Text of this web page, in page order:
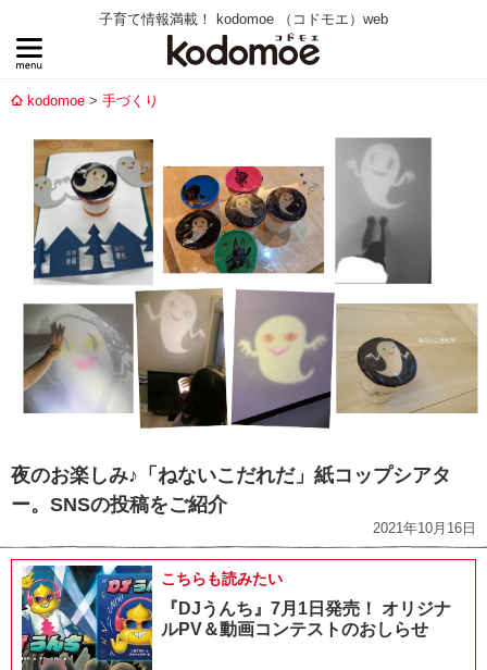
子育て情報満載！ kodomoe （コドモエ）web
kodomoe 手づくり
夜のお楽しみ♪「ねないこだれだ」紙コップシアタ
ー。SNSの投稿をご紹介
2021年10月16日
こちらも読みたい
『DJうんち』7月1日発売！ オリジナ
ルPV＆動画コンテストのおしらせ